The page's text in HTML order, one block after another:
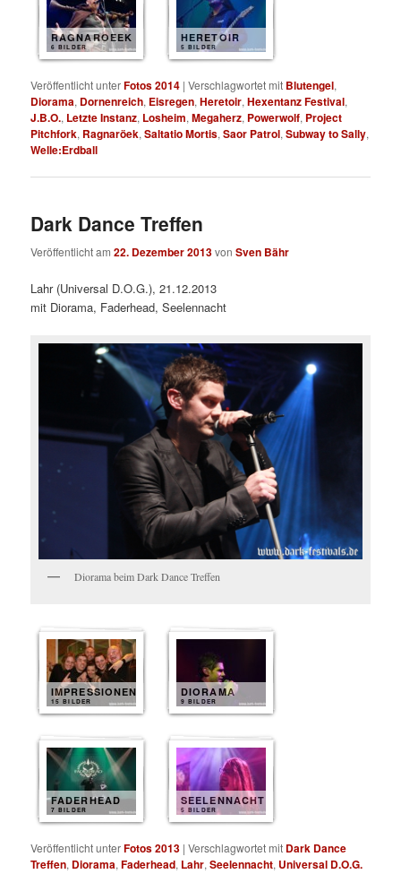
RAGNAROEEK
6 BILDER
HERETOIR
5 BILDER
Veröffentlicht unterFotos 2014 |Verschlagwortet mit Blutengel,
Diorama, Dornenreich, Eisregen,Heretoir,Hexentanz Festival,
J.B.O., Letzte Instanz, Losheim,Megaherz, Powerwolf, Project
Pitchfork, Ragnaröek,Saltatio Mortis,Saor Patrol,Subway to Sally,
Welle:Erdball
Dark Dance Treffen
Veröffentlicht am22. Dezember 2013vonSven Bähr
Lahr (Universal D.O.G.), 21.12.2013
mit Diorama, Faderhead, Seelennacht
Diorama beim Dark Dance Treffen
IMPRESSIONEN
15 BILDER
DIORAMA
9 BILDER
FADERHEAD
7 BILDER
SEELENNACHT
5 BILDER
Veröffentlicht unterFotos 2013 |Verschlagwortet mit Dark Dance
Treffen, Diorama,Faderhead, Lahr,Seelennacht, Universal D.O.G.